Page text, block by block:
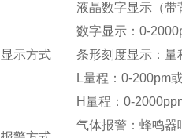
显示方式
液晶数字显示（带
数字显示：0-
条形刻度显示：量
L量程：0-200pm
H量程：0-
气体报警：蜂鸣器